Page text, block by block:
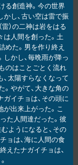
る創造神。今の世界
かし、古い空は雷で振
）の二神は岩をはる
は人間を創った。土
めた。男を作り終え
かし、毎晩雨が降っ
のはことごとく流れ
、太陽すらなくなって
。やがて、大きな角の
ガイチョは、その頭に
が出来上がった。こ
た人間達だった。彼
ようになると、その
ョは、海に人間の食
えたナガイチョは、